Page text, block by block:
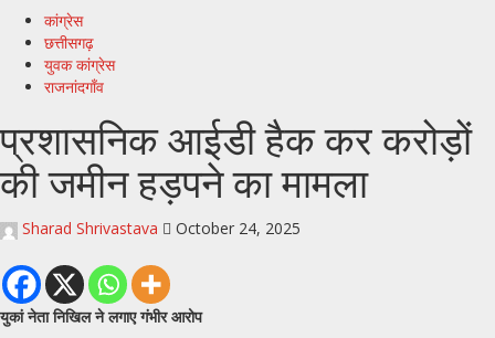
कांग्रेस
छत्तीसगढ़
युवक कांग्रेस
राजनांदगाँव
प्रशासनिक आईडी हैक कर करोड़ों
की जमीन हड़पने का मामला
Sharad Shrivastava October 24, 2025
युकां नेता निखिल ने लगाए गंभीर आरोप